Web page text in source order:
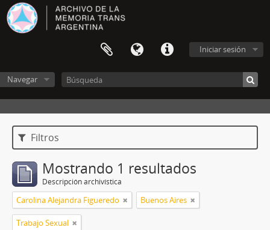
Iniciar sesión
Navegar
Filtros
Mostrando 1 resultados
Descripción archivística
Carolina Alejandra Figueredo Buenos Aires
Trabajo Sexual